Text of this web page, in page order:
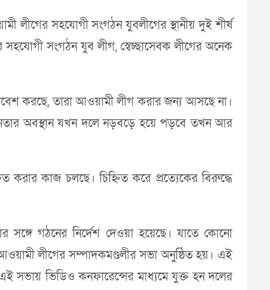
লীগের সহযোগী সংগঠন যুবলীগের স্থানীয় দুই শীর্ষ
সহযোগী সংগঠন যুব লীগ, স্বেচ্ছাসেবক লীগের অনেক
করছে, তারা আওয়ামী লীগ করার জন্য আসছে না।
অবস্থান যখন দলে নড়বড়ে হয়ে পড়বে তখন আর
করার কাজ চলছে। চিহ্নিত করে প্রত্যেকের বিরুদ্ধে
সঙ্গে গঠনের নির্দেশ দেওয়া হয়েছে। যাতে কোনো
লীগের সম্পাদকমণ্ডলীর সভা অনুষ্ঠিত হয়। এই
সভায় ভিডিও কনফারেন্সের মাধ্যমে যুক্ত হন দলের